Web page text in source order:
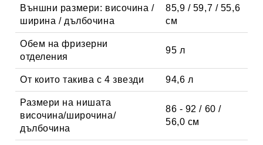
Външни размери: височина /
ширина / дълбочина
85,9 / 59,7 / 55,6
см
Обем на фризерни
отделения
95 л
От които такива с 4 звезди 94,6 л
Размери на нишата
височина/широчина/
дълбочина
86 - 92 / 60 /
56,0 см